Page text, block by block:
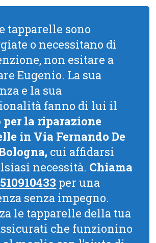
tapparelle sono
o necessitano di
non esitare a
Eugenio. La sua
e la sua
fanno di lui il
per la riparazione
in Via Fernando De
cui affidarsi
necessità. Chiama
per una
senza impegno.
le tapparelle della tua
che funzionino